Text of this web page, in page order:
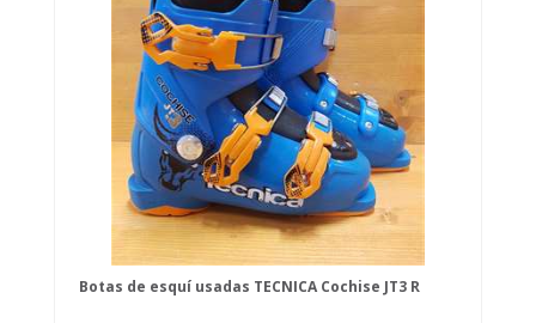
Botas de esquí usadas TECNICA Cochise JT3 R